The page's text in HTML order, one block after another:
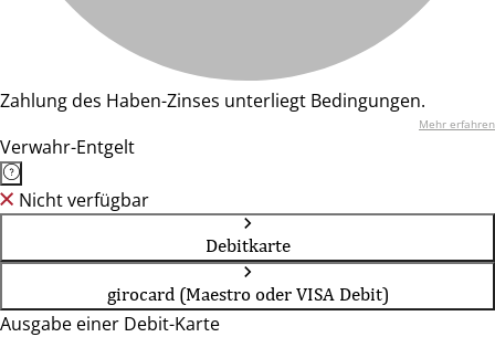
Zahlung des Haben-Zinses unterliegt Bedingungen.
Mehr erfahren
Verwahr-Entgelt
Nicht verfügbar
Debitkarte
girocard (Maestro oder VISA Debit)
Ausgabe einer Debit-Karte